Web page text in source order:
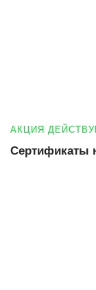
АКЦИЯ
Сертификаты